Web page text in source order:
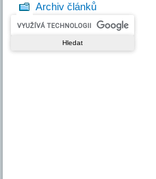
Archiv článků